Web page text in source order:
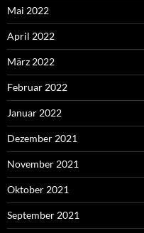
Mai 2022
April 2022
März 2022
Februar 2022
Januar 2022
Dezember 2021
November 2021
Oktober 2021
September 2021